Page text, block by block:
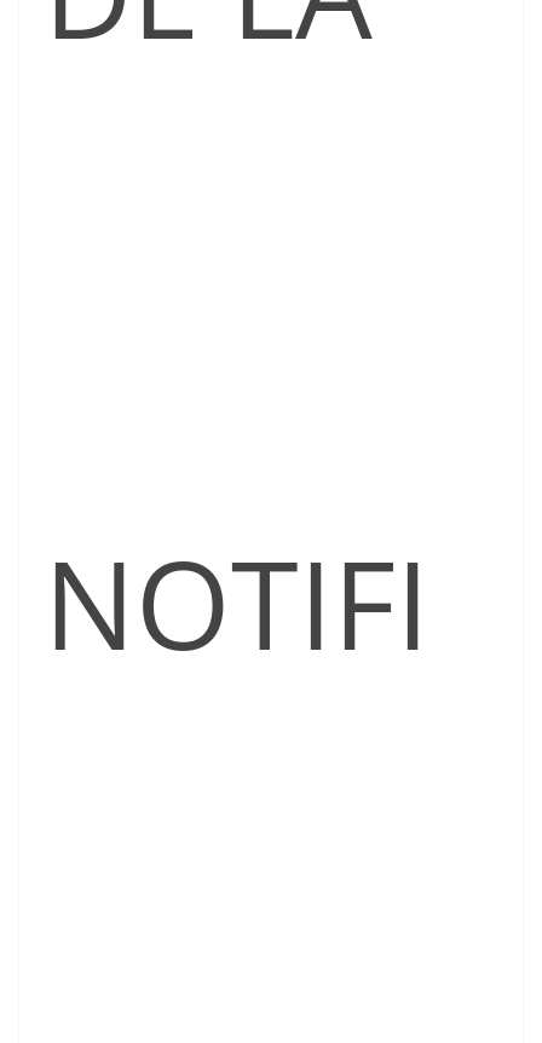
NOTIFI